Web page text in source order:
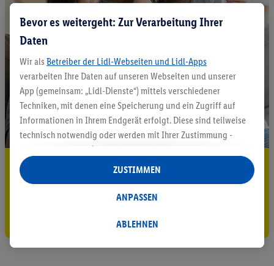
5.95 € Versand sparen³²ᵃ
Jetzt zum Newsletter anmelden
Bevor es weitergeht: Zur Verarbeitung Ihrer
Daten
Wir als Betreiber der Lidl-Webseiten und Lidl-Apps
verarbeiten Ihre Daten auf unseren Webseiten und unserer
App (gemeinsam: „Lidl-Dienste“) mittels verschiedener
Techniken, mit denen eine Speicherung und ein Zugriff auf
Informationen in Ihrem Endgerät erfolgt. Diese sind teilweise
technisch notwendig oder werden mit Ihrer Zustimmung -
auch durch Partner (u.a.
Verantwortliche; im Zusammenhang mit dem IAB TCF
insgesamt
Statistik-Erstellung oder für personalisierte Werbung
Datenverarbeitungen für personalisierte Werbung werden
ABLEHNEN
ANPASSEN
ZUSTIMMEN